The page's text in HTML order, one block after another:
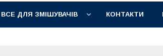
ВСЕ ДЛЯ ЗМІШУВАЧІВ КОНТАКТИ